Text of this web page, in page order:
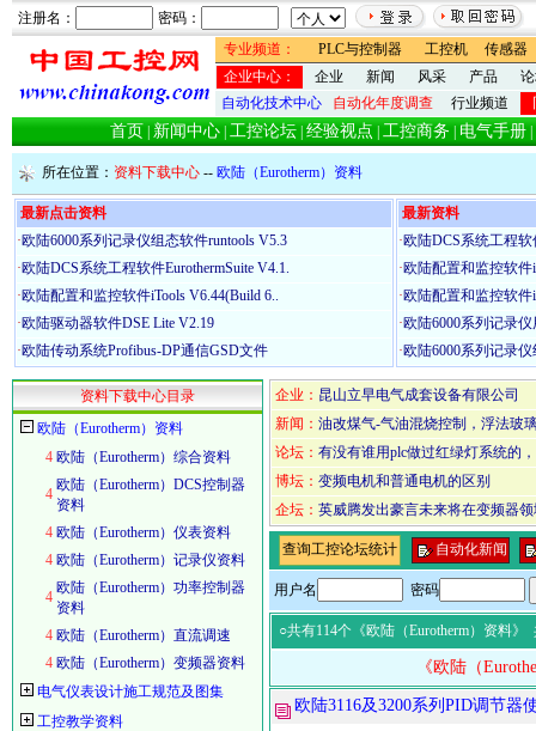
注册名：
密码：
专业频道：
PLC与控制器 工控机
传感器
企业中心：
企业 新闻 风采 产品
自动化技术中心
自动化年度调查 行业频道
首页 新闻中心 工控论坛 经验视点 工控商务 电气手册
所在位置： 资料下载中心 -- 欧陆（Eurotherm）资料
最新点击资料
·欧陆6000系列记录仪组态软件runtools V5.3
·欧陆DCS系统工程软件EurothermSuite V4.1.
·欧陆配置和监控软件iTools V6.44(Build 6..
·欧陆驱动器软件DSE Lite V2.19
·欧陆传动系统Profibus-DP通信GSD文件
最新资料
·欧陆DCS系统工程软
·欧陆配置和监控软件
·欧陆配置和监控软件
·欧陆6000系列记录
·欧陆6000系列记录
资料下载中心目录
欧陆（Eurotherm）资料
4 欧陆（Eurotherm）综合资料
4
欧陆（Eurotherm）DCS控制器
资料
4 欧陆（Eurotherm）仪表资料
4 欧陆（Eurotherm）记录仪资料
4
欧陆（Eurotherm）功率控制器
资料
4 欧陆（Eurotherm）直流调速
4 欧陆（Eurotherm）变频器资料
电气仪表设计施工规范及图集
工控教学资料
企业： 昆山立早电气成套设备有限公司
新闻： 油改煤气-气油混烧控制，浮法玻
论坛： 有没有谁用plc做过红绿灯系统的
博坛： 变频电机和普通电机的区别
企坛： 英威腾发出豪言未来将在变频器
查询工控论坛统计 自动化新闻
用户名 密码
○共有114个《欧陆（Eurotherm）资料》
《欧陆（
欧陆3116及3200系列PID调节器